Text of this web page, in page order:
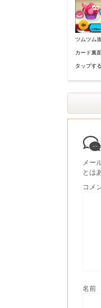
ツムツム
カード裏
タップす
メー
とは
コメ
名前